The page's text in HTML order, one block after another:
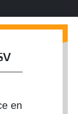
en